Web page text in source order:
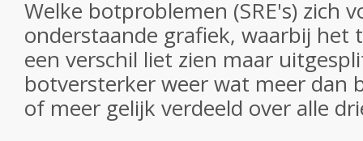
Welke botproblemen (SRE's) zich
onderstaande grafiek, waarbij het
een verschil liet zien maar
botversterker weer wat meer dan
of meer gelijk verdeeld over alle